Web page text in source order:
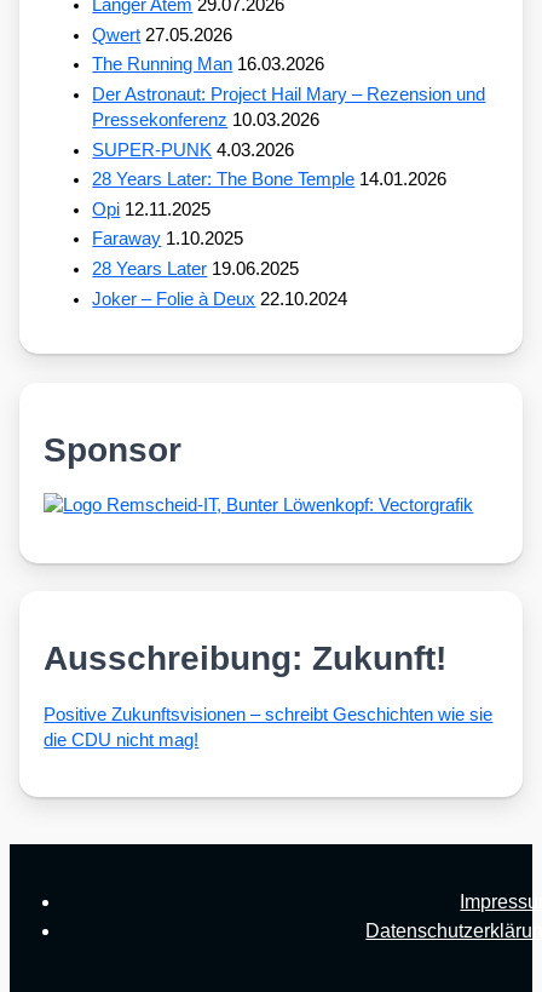
Langer Atem 29.07.2026
Qwert 27.05.2026
The Running Man 16.03.2026
Der Astronaut: Project Hail Mary – Rezension und
Pressekonferenz 10.03.2026
SUPER-PUNK 4.03.2026
28 Years Later: The Bone Temple 14.01.2026
Opi 12.11.2025
Faraway 1.10.2025
28 Years Later 19.06.2025
Joker – Folie à Deux 22.10.2024
Sponsor
Ausschreibung: Zukunft!
Posi­ti­ve Zukunfts­vi­sio­nen – schreibt Geschich­ten wie sie
die CDU nicht mag!